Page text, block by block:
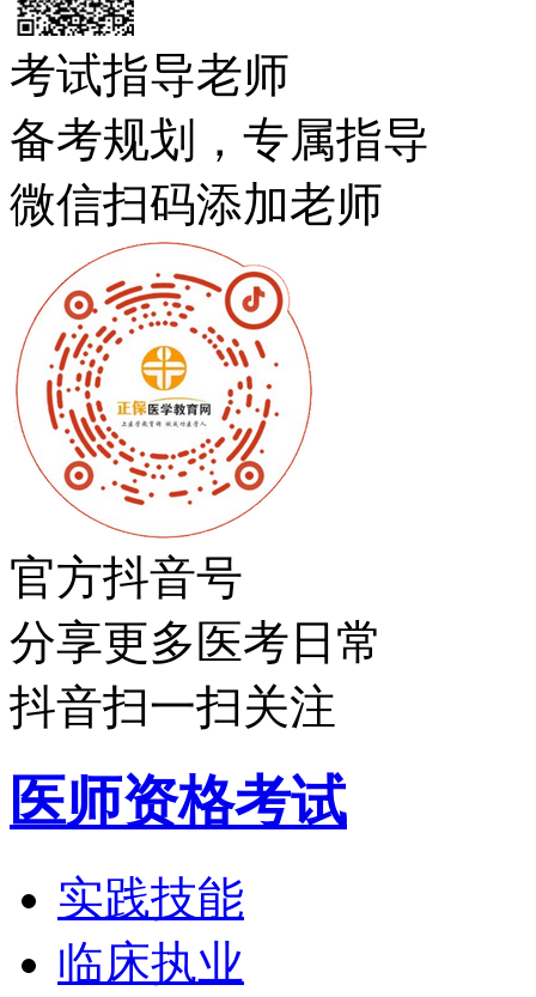
考试指导老师
备考规划，专属指导
微信扫码添加老师
官方抖音号
分享更多医考日常
抖音扫一扫关注
医师资格考试
实践技能
临床执业